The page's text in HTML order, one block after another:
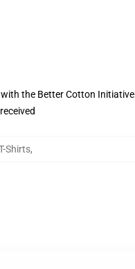
the Better Cotton Initiative
Shirts,